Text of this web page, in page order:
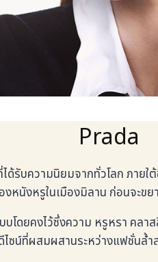
Prada
ด้รับความนิยมจากทั่วโลก ภ
หนังหรูในเมืองมิลาน ก่อนจะข
โดยคงไว้ซึ่งความ หรูหรา ค
ไซน์ที่ผสมผสานระหว่างแฟชั่นล้